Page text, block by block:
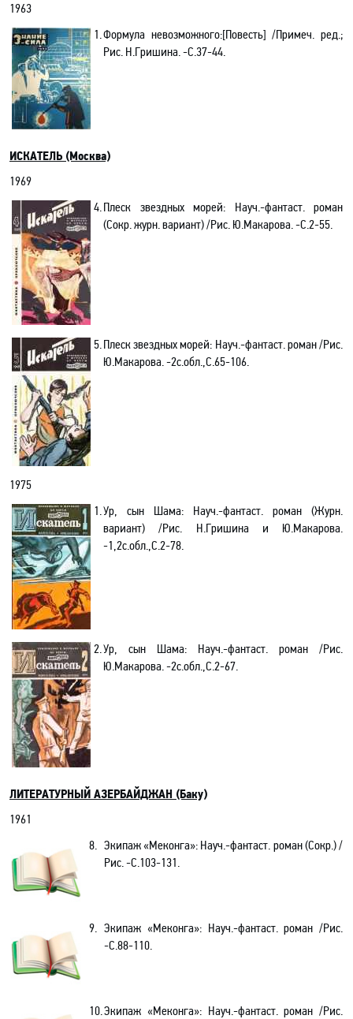
1963
1.Формула невозможного:[Повесть] /Примеч. ред.;
Рис. Н.Гришина. -С.37-44.
ИСКАТЕЛЬ (Москва)
1969
4.Плеск звездных морей: Науч.-фантаст. роман
(Сокр.журн. вариант) /Рис. Ю.Макарова. -С.2-55.
5.Плеск звездных морей: Науч.-фантаст. роман /Рис.
Ю.Макарова. -2с.обл.,С.65-106.
1975
1.Ур, сын Шама: Науч.-фантаст. роман (Журн.
вариант) /Рис. Н.Гришина и Ю.Макарова.
-1,2с.обл.,С.2-78.
2.Ур, сын Шама: Науч.-фантаст. роман /Рис.
Ю.Макарова. -2с.обл.,С.2-67.
ЛИТЕРАТУРНЫЙ АЗЕРБАЙДЖАН (Баку)
1961
8. Экипаж «Меконга»: Науч.-фантаст. роман (Сокр.) /
Рис. -С.103-131.
9. Экипаж «Меконга»: Науч.-фантаст. роман /Рис.
-С.88-110.
10.Экипаж «Меконга»: Науч.-фантаст. роман /Рис.